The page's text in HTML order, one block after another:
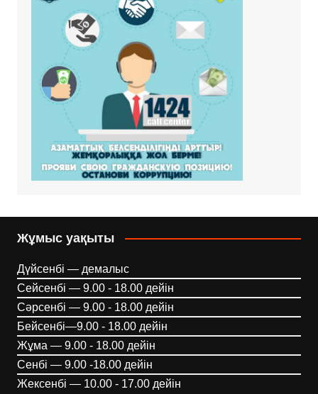
Жұмыс уақыты
Дүйсенбі — демалыс
Сейсенбі — 9.00 - 18.00 дейін
Сәрсенбі — 9.00 - 18.00 дейін
Бейсенбі—9.00 - 18.00 дейін
Жұма — 9.00 - 18.00 дейін
Сенбі — 9.00 -18.00 дейін
Жексенбі — 10.00 - 17.00 дейін